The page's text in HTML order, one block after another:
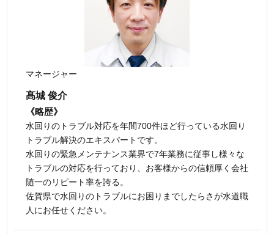
マネージャー
髙城 俊介
《略歴》
水回りのトラブル対応を年間700件ほど行っている水回り
トラブル解決のエキスパートです。
水回りの緊急メンテナンス業界で7年業務に従事し様々な
トラブルの対応を行っており、お客様からの信頼厚く会社
随一のリピート率を誇る。
佐賀県で水回りのトラブルにお困りまでしたらさが水道職
人にお任せください。